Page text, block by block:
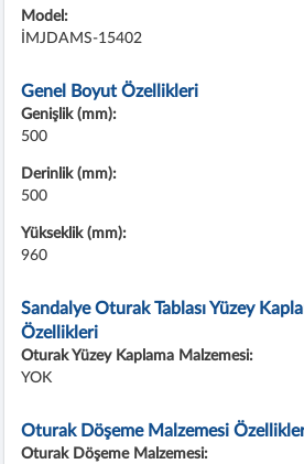
Model:
İMJDAMS-15402
Genel Boyut Özellikleri
Genişlik (mm):
500
Derinlik (mm):
500
Yükseklik (mm):
960
Sandalye Oturak Tablası Yüzey
Özellikleri
Oturak Yüzey Kaplama Malzemesi:
YOK
Oturak Döşeme Malzemesi
Oturak Döşeme Malzemesi: